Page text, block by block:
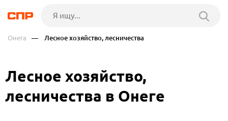
Онега — Лесное хозяйство, лесничества
Лесное хозяйство,
лесничества в Онеге